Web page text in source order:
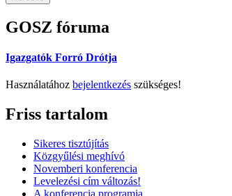
GOSZ fóruma
Igazgatók Forró Drótja
Használatához bejelentkezés szükséges!
Friss tartalom
Sikeres tisztújítás
Közgyűlési meghívó
Novemberi konferencia
Levelezési cím változás!